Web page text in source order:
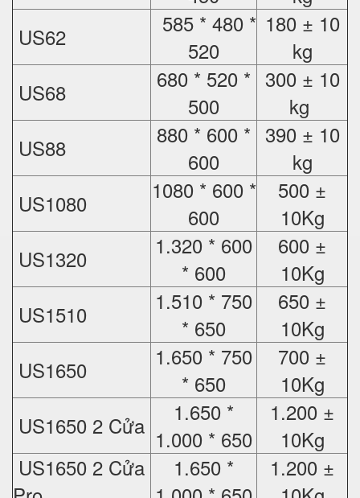
US62
585 * 480 *
520
180 ± 10
kg
US68
680 * 520 *
500
300 ± 10
kg
US88
880 * 600 *
600
390 ± 10
kg
US1080
1080 * 600 *
600
500 ±
10Kg
US1320
1.320 * 600
* 600
600 ±
10Kg
US1510
1.510 * 750
* 650
650 ±
10Kg
US1650
1.650 * 750
* 650
700 ±
10Kg
US1650 2 Cửa
1.650 *
1.000 * 650
1.200 ±
10Kg
US1650 2 Cửa
1.650 *
1.200 ±